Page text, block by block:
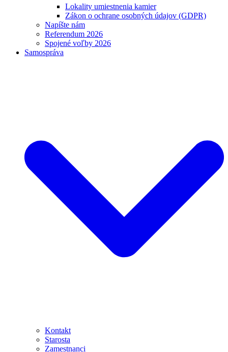
Lokality umiestnenia kamier
Zákon o ochrane osobných údajov (GDPR)
Napíšte nám
Referendum 2026
Spojené voľby 2026
Samospráva
Kontakt
Starosta
Zamestnanci